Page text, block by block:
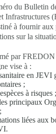
du Bulletin
Infrastructures
à fournir aux
sur la
par
vise à :
en JEVI
;
à risques ;
principaux
liées aux